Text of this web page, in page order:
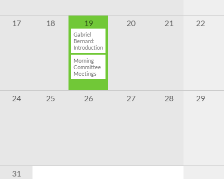
17 18 19
Gabriel
Bernard:
Introduction
Morning
Committee
Meetings
20 21 22
24 25 26 27 28 29
31